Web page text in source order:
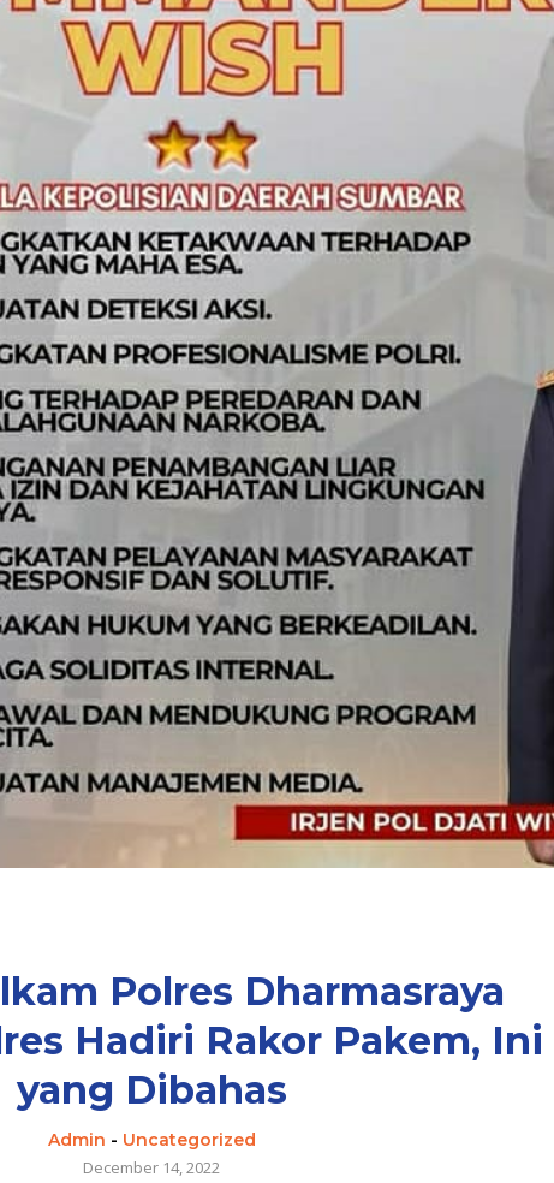
Polres Dharmasraya
Hadiri Rakor Pakem, Ini
yang Dibahas
Admin - Uncategorized
December 14, 2022